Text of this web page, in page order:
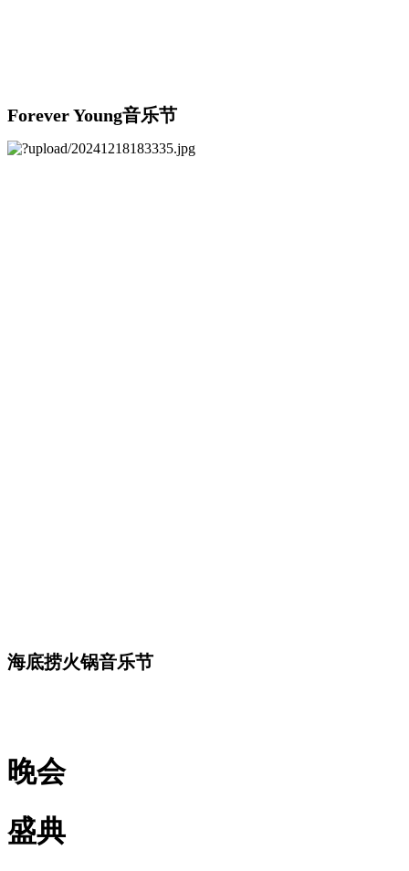
Forever Young音乐节
海底捞火锅音乐节
晚会
盛典